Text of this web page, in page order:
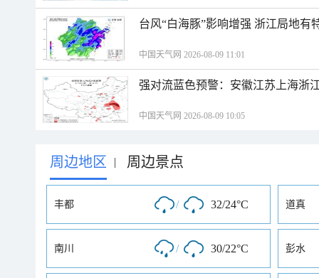
台风“白海豚”影响增强 浙江局地有
中国天气网 2026-08-09 11:01
强对流蓝色预警：安徽江苏上海浙
中国天气网 2026-08-09 10:05
周边地区 | 周边景点
丰都 / 32/24°C 道真
南川 / 30/22°C 彭水